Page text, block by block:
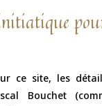
ce site, les
Bouchet